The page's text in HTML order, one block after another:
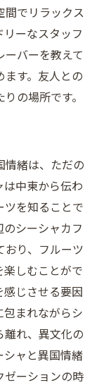
間でリラックス
ーなスタッフ
バーを教えて
ます。友人との
の場所です。
情緒は、ただの
中東から伝わ
ツを知ることで
シーシャカフ
おり、フルーツ
しむことがで
じさせる要因
まれながらシ
離れ、異文化の
シャと異国情緒
ゼーションの時